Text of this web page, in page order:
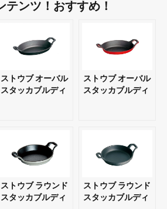
テンツ！おすすめ！
ストウブ オーバル
スタッカブルディ
ストウブ オーバル
スタッカブルディ
ストウブ ラウンド
スタッカブルディ
ストウブ ラウンド
スタッカブルディ